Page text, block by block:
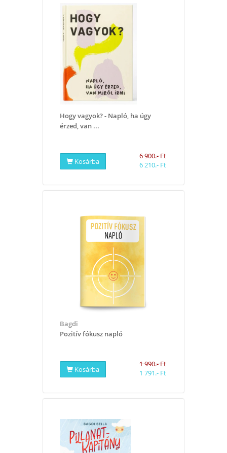
Hogy vagyok? - Napló, ha úgy
érzed, van ...
Kosárba
6 900.- Ft
6 210.- Ft
Bagdi
Pozitív fókusz napló
Kosárba
1 990.- Ft
1 791.- Ft